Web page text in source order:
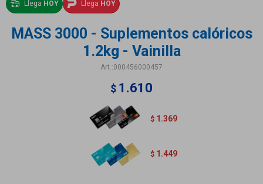
Llega HOY Llega HOY
MASS 3000 - Suplementos calóricos
1.2kg - Vainilla
000456000457
$ 1.610
$ 1.369
$ 1.449